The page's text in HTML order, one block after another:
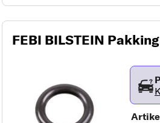
FEBI BILSTEIN